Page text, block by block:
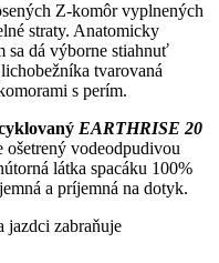
Z-komôr vyplnených
straty. Anatomicky
sa dá výborne stiahnuť
tvarovaná
s perím.
EARTHRISE 20
vodeodpudivou
látka spacáku 100%
a príjemná na dotyk.
jazdci zabraňuje